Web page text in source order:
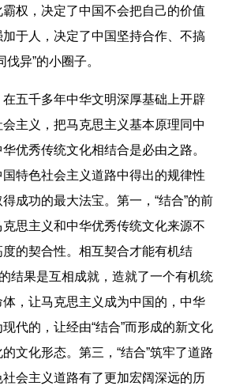
权，决定了中国不会把自己的价值
于人，决定了中国坚持合作、不搞
异”的小圈子。
五千多年中华文明深厚基础上开辟
主义，把马克思主义基本原理同中
优秀传统文化相结合是必由之路。
特色社会主义道路中得出的规律性
成功的最大法宝。第一，“结合”的前
思主义和中华优秀传统文化来源不
的契合性。相互契合才能有机结
结果是互相成就，造就了一个有机统
，让马克思主义成为中国的，中华
代的，让经由“结合”而形成的新文化
文化形态。第三，“结合”筑牢了道路
会主义道路有了更加宏阔深远的历